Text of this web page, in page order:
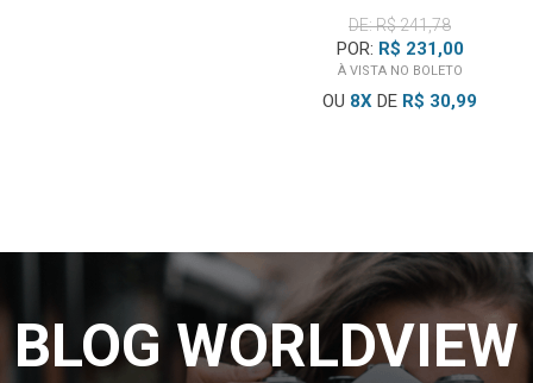
DE: R$ 241,78
POR: R$ 231,00
À VISTA NO BOLETO
OU 8X DE R$ 30,99
BLOG WORLDVIEW